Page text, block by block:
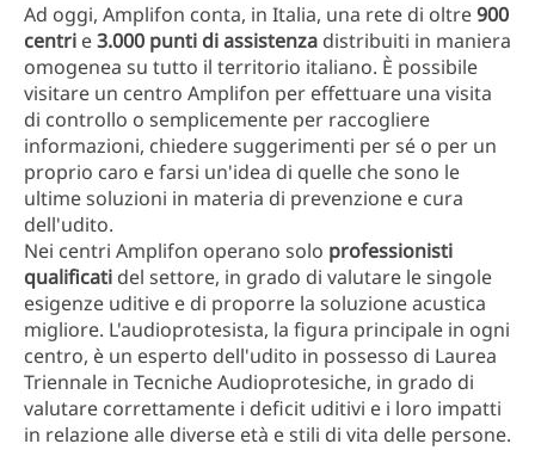
Ad oggi, Amplifon conta, in Italia, una rete di oltre900
centri e3.000 punti di assistenza distribuiti in maniera
omogenea su tutto il territorio italiano. È possibile
visitare un centro Amplifon per effettuare una visita
di controllo o semplicemente per raccogliere
informazioni, chiedere suggerimenti per sé o per un
proprio caro e farsi un'idea di quelle che sono le
ultime soluzioni in materia di prevenzione e cura
dell'udito.
Nei centri Amplifon operano solo professionisti
qualificati del settore, in grado di valutare le singole
esigenze uditive e di proporre la soluzione acustica
migliore. L'audioprotesista, la figura principale in ogni
centro, è un esperto dell'udito in possesso di Laurea
Triennale in Tecniche Audioprotesiche, in grado di
valutare correttamente i deficit uditivi e i loro impatti
in relazione alle diverse età e stili di vita delle persone.